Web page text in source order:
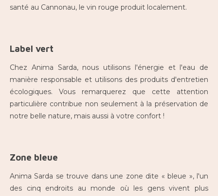
santé au Cannonau, le vin rouge produit localement.
Label vert
Chez Anima Sarda, nous utilisons l'énergie et l'eau de
manière responsable et utilisons des produits d'entretien
écologiques. Vous remarquerez que cette attention
particulière contribue non seulement à la préservation de
notre belle nature, mais aussi à votre confort !
Zone bleue
Anima Sarda se trouve dans une zone dite « bleue », l'un
des cinq endroits au monde où les gens vivent plus